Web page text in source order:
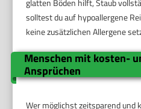
glatten Böden hilft, Staub
solltest du auf hypoallergene
keine zusätzlichen Allergene
Menschen mit kosten-
Ansprüchen
Wer möglichst zeitsparend und